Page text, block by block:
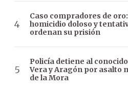
Caso compradores de
homicidio doloso y
ordenan su prisión
Policía detiene al
Vera y Aragón por asalto
de la Mora